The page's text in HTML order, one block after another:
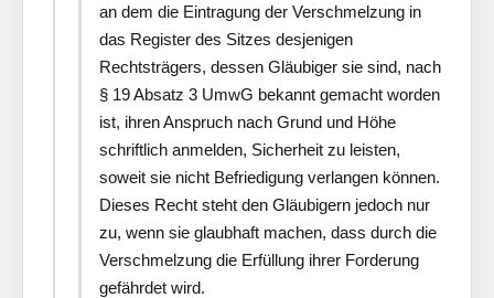
an dem die Eintragung der Verschmelzung in
das Register des Sitzes desjenigen
Rechtsträgers, dessen Gläubiger sie sind, nach
§ 19 Absatz 3 UmwG bekannt gemacht worden
ist, ihren Anspruch nach Grund und Höhe
schriftlich anmelden, Sicherheit zu leisten,
soweit sie nicht Befriedigung verlangen können.
Dieses Recht steht den Gläubigern jedoch nur
zu, wenn sie glaubhaft machen, dass durch die
Verschmelzung die Erfüllung ihrer Forderung
gefährdet wird.